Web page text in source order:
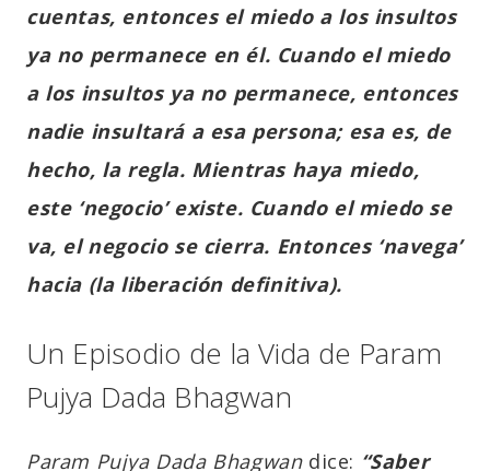
cuentas, entonces el miedo a los insultos
ya no permanece en él. Cuando el miedo
a los insultos ya no permanece, entonces
nadie insultará a esa persona; esa es, de
hecho, la regla. Mientras haya miedo,
este ‘negocio’ existe. Cuando el miedo se
va, el negocio se cierra. Entonces ‘navega’
hacia (la liberación definitiva).
Un Episodio de la Vida de Param
Pujya Dada Bhagwan
Param Pujya Dada Bhagwandice: “Saber